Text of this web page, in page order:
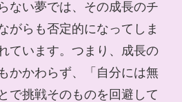
ない夢では、その成長のチ
がらも否定的になってしま
ています。つまり、成長の
かかわらず、「自分には無
で挑戦そのものを回避して